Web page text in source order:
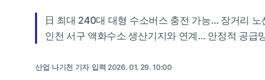
日 최대 240대 대형 수소버스 충전 가능… 장거리 노
인천 서구 액화수소 생산기지와 연계… 안정적 공급
산업 나기천 기자| 입력 2026. 01. 29. 10:00